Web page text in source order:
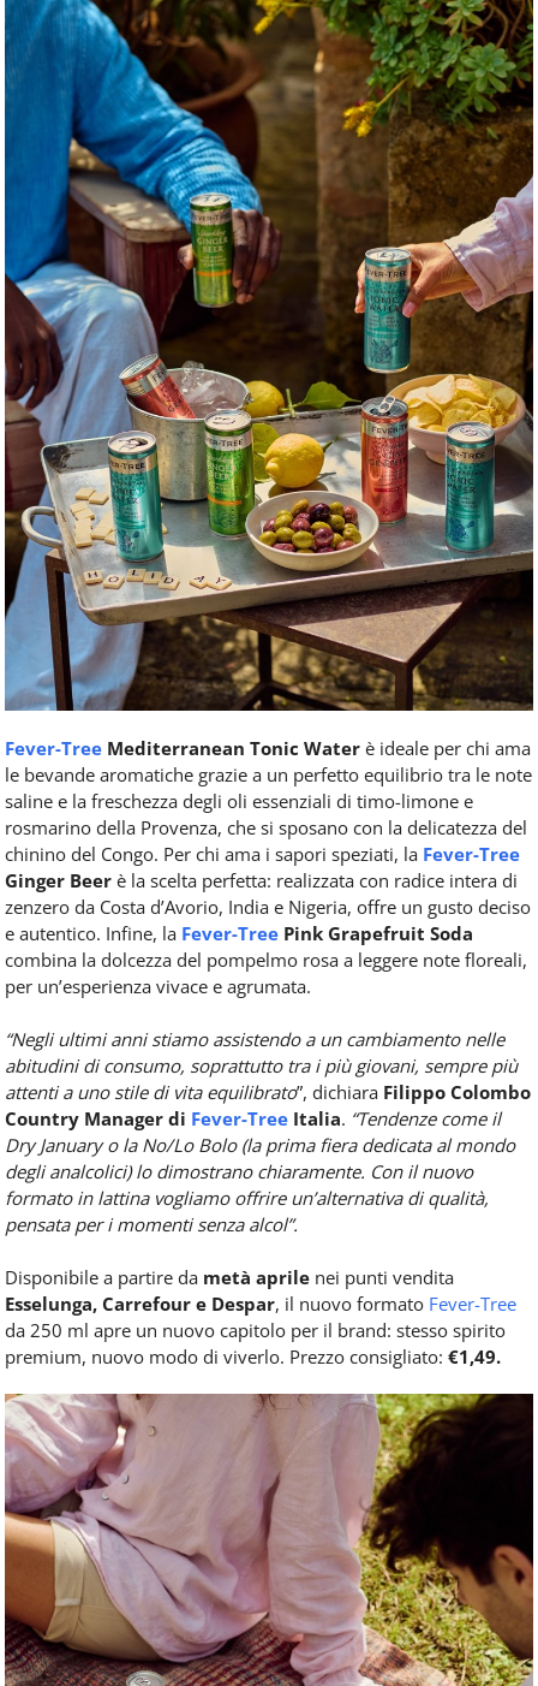
Fever-Tree Mediterranean Tonic Water è ideale per chi ama
le bevande aromatiche grazie a un perfetto equilibrio tra le note
saline e la freschezza degli oli essenziali di timo-limone e
rosmarino della Provenza, che si sposano con la delicatezza del
chinino del Congo. Per chi ama i sapori speziati, la Fever-Tree
Ginger Beer è la scelta perfetta: realizzata con radice intera di
zenzero da Costa d’Avorio, India e Nigeria, offre un gusto deciso
e autentico. Infine, la Fever-Tree Pink Grapefruit Soda
combina la dolcezza del pompelmo rosa a leggere note floreali,
per un’esperienza vivace e agrumata.
“Negli ultimi anni stiamo assistendo a un cambiamento nelle
abitudini di consumo, soprattutto tra i più giovani, sempre più
attenti a uno stile di vita equilibrato”, dichiara Filippo Colombo
Country Manager di Fever-Tree Italia. “Tendenze come il
Dry January o la No/Lo Bolo (la prima fiera dedicata al mondo
degli analcolici) lo dimostrano chiaramente. Con il nuovo
formato in lattina vogliamo offrire un’alternativa di qualità,
pensata per i momenti senza alcol”.
Disponibile a partire da metà aprile nei punti vendita
Esselunga, Carrefour e Despar, il nuovo formato Fever-Tree
da 250 ml apre un nuovo capitolo per il brand: stesso spirito
premium, nuovo modo di viverlo. Prezzo consigliato: €1,49.